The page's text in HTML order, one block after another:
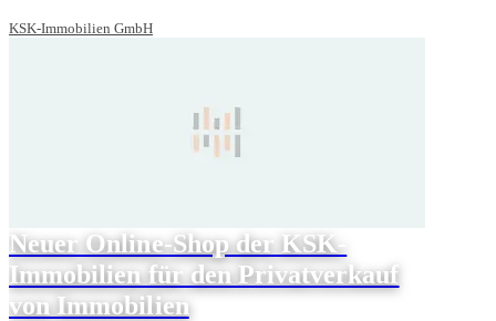
KSK-Immobilien GmbH
Neuer Online-Shop der KSK-
Immobilien für den Privatverkauf
von Immobilien